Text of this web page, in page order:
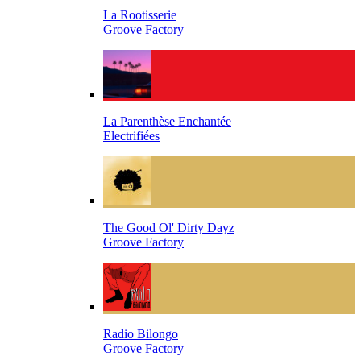
La Rootisserie
Groove Factory
La Parenthèse Enchantée
Electrifiées
The Good Ol' Dirty Dayz
Groove Factory
Radio Bilongo
Groove Factory